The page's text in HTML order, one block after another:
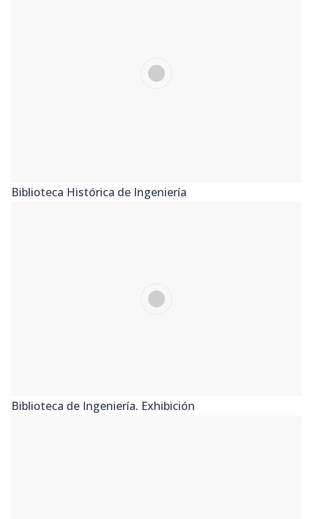
Biblioteca Histórica de Ingeniería
Biblioteca de Ingeniería. Exhibición